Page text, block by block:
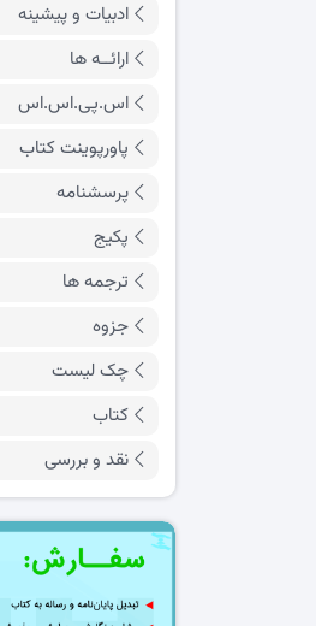
ادبیات و پیشینه
ارائــه ها
اس.پی.اس.اس
پاورپوینت کتاب
پرسشنامه
پکیج
ترجمه ها
جزوه
چک لیست
کتاب
نقد و بررسی